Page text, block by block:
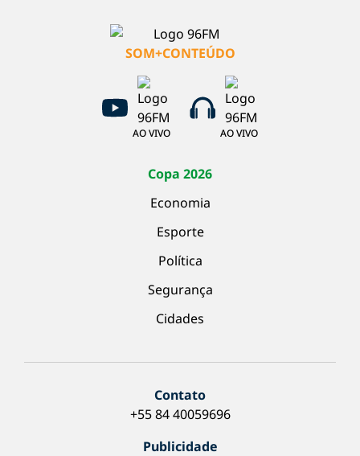
SOM+CONTEÚDO
AO VIVO AO VIVO
Copa 2026
Economia
Esporte
Política
Segurança
Cidades
Contato
+55 84 40059696
Publicidade